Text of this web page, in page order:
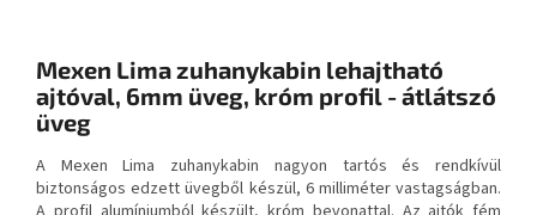
Mexen Lima zuhanykabin lehajtható
ajtóval, 6mm üveg, króm profil - átlátszó
üveg
A Mexen Lima zuhanykabin nagyon tartós és rendkívül
biztonságos edzett üvegből készül, 6 milliméter vastagságban.